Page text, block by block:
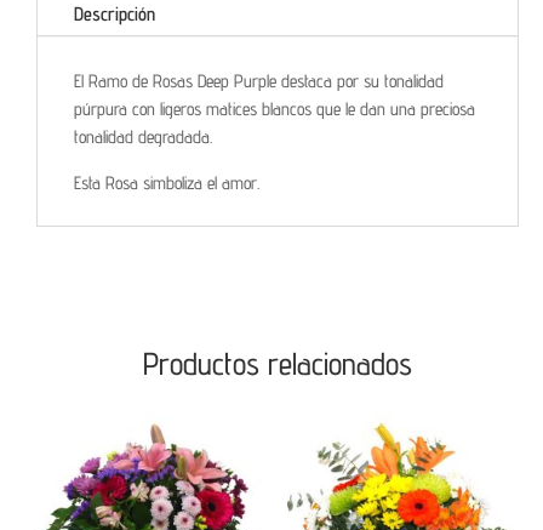
Descripción
El Ramo de Rosas Deep Purple destaca por su tonalidad
púrpura con ligeros matices blancos que le dan una preciosa
tonalidad degradada.
Esta Rosa simboliza el amor.
Productos relacionados